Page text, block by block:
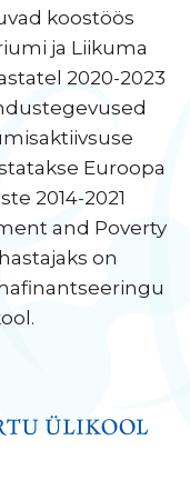
koostöös
ja Liikuma
2020-2023
Euroopa
2014-2021
and Poverty
on